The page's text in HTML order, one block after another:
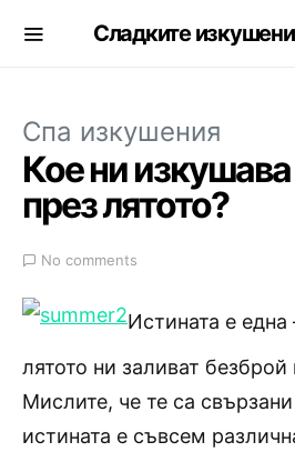
Сладките
Спа изкушения
Кое ни
през лятото?
No comments
Истината е
лятото ни заливат
Мислите, че те са
истината е съвсем